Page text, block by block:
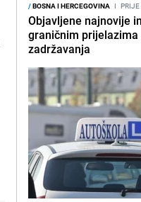
/BOSNA I HERCEGOVINA I PRIJE
Objavljene najnovije
graničnim prijelazima
zadržavanja